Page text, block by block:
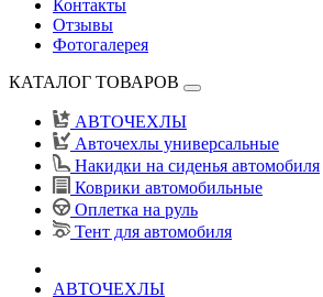
Контакты
Отзывы
Фотогалерея
КАТАЛОГ ТОВАРОВ
АВТОЧЕХЛЫ
Авточехлы универсальные
Накидки на сиденья автомобиля
Коврики автомобильные
Оплетка на руль
Тент для автомобиля
АВТОЧЕХЛЫ